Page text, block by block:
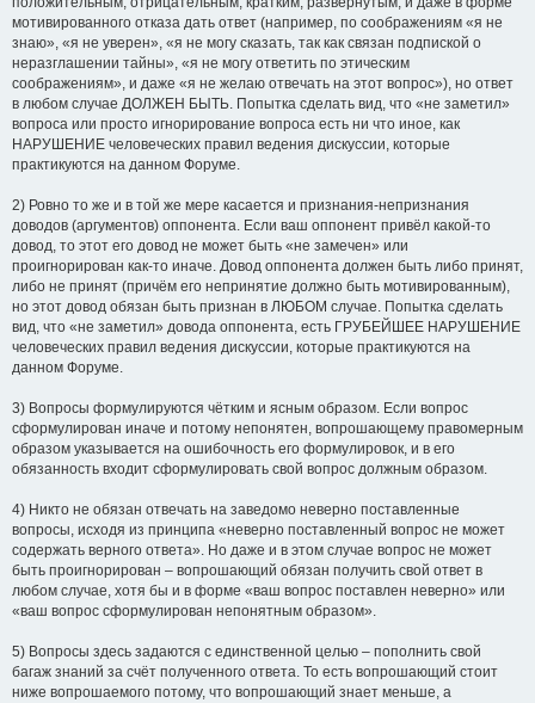
мотивированного отказа дать ответ (например, по соображениям «я не
знаю», «я не уверен», «я не могу сказать, так как связан подпиской о
неразглашении тайны», «я не могу ответить по этическим
соображениям», и даже «я не желаю отвечать на этот вопрос»), но ответ
в любом случае ДОЛЖЕН БЫТЬ. Попытка сделать вид, что «не заметил»
вопроса или просто игнорирование вопроса есть ни что иное, как
НАРУШЕНИЕ человеческих правил ведения дискуссии, которые
практикуются на данном Форуме.
2) Ровно то же и в той же мере касается и признания-непризнания
доводов (аргументов) оппонента. Если ваш оппонент привёл какой-то
довод, то этот его довод не может быть «не замечен» или
проигнорирован как-то иначе. Довод оппонента должен быть либо принят,
либо не принят (причём его непринятие должно быть мотивированным),
но этот довод обязан быть признан в ЛЮБОМ случае. Попытка сделать
вид, что «не заметил» довода оппонента, есть ГРУБЕЙШЕЕ НАРУШЕНИЕ
человеческих правил ведения дискуссии, которые практикуются на
данном Форуме.
3) Вопросы формулируются чётким и ясным образом. Если вопрос
сформулирован иначе и потому непонятен, вопрошающему правомерным
образом указывается на ошибочность его формулировок, и в его
обязанность входит сформулировать свой вопрос должным образом.
4) Никто не обязан отвечать на заведомо неверно поставленные
вопросы, исходя из принципа «неверно поставленный вопрос не может
содержать верного ответа». Но даже и в этом случае вопрос не может
быть проигнорирован – вопрошающий обязан получить свой ответ в
любом случае, хотя бы и в форме «ваш вопрос поставлен неверно» или
«ваш вопрос сформулирован непонятным образом».
5) Вопросы здесь задаются с единственной целью – пополнить свой
багаж знаний за счёт полученного ответа. То есть вопрошающий стоит
ниже вопрошаемого потому, что вопрошающий знает меньше, а